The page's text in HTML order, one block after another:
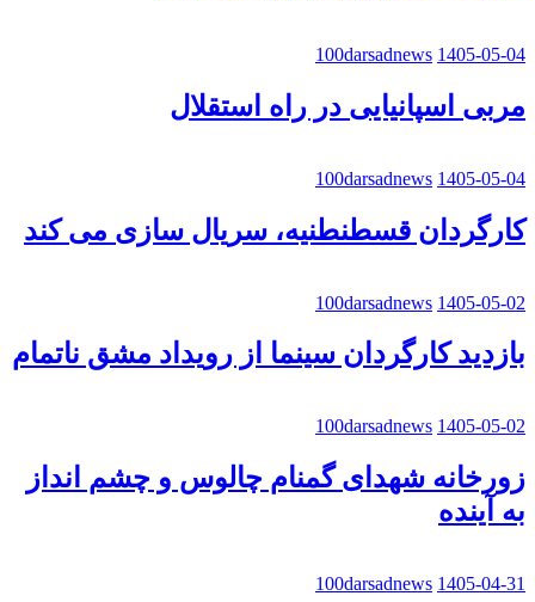
100darsadnews 1405-05-04
مربی اسپانیایی در راه استقلال
100darsadnews 1405-05-04
کارگردان قسطنطنیه، سریال سازی می کند
100darsadnews 1405-05-02
بازدید کارگردان سینما از رویداد مشق ناتمام
100darsadnews 1405-05-02
زورخانه شهدای گمنام چالوس و چشم انداز
به آینده
100darsadnews 1405-04-31